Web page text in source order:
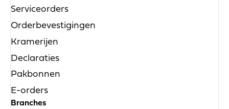
Serviceorders
Orderbevestigingen
Kramerijen
Declaraties
Pakbonnen
E-orders
Branches